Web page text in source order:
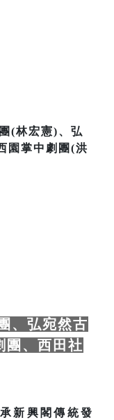
(林宏憲)、弘
園掌中劇團(洪
、弘宛然古
團、西田社
新興閣傳統發